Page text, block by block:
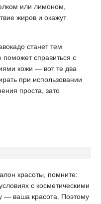
или лимоном,
жиров и окажут
станет тем
поможет справиться с
кожи — вот те два
при использовании
проста, зато
красоты, помните:
с косметическими
— ваша красота. Поэтому